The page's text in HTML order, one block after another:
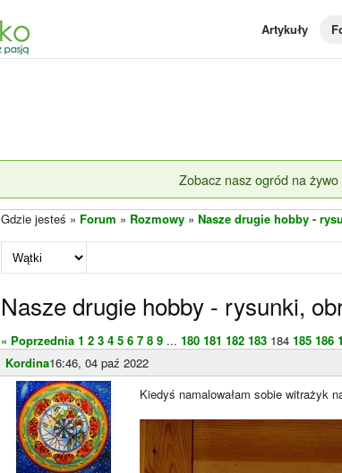
Artykuły
Zobacz nasz ogród na
Gdzie jesteś » Forum » Rozmowy » Nasze drugie hobby -
Nasze drugie hobby - rysunki,
« Poprzednia 1 2 3 4 5 6 7 8 9 ... 180 181 182 183 184 185 186
Kordina16:46, 04 paź 2022
Kiedyś namalowałam sobie witrażyk